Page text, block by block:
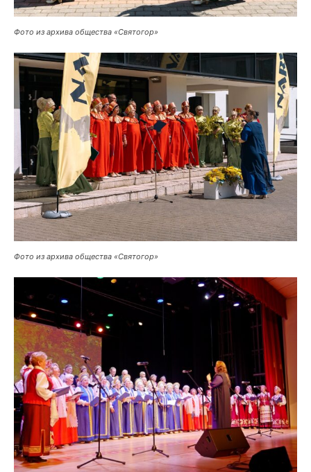
Фото из архива общества «Святогор»
Фото из архива общества «Святогор»